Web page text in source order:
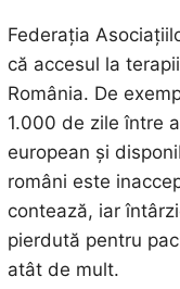
Federația
că accesul la
România. De
1.000 de zile între
european și
români este
contează, iar
pierdută pentru
atât de mult.